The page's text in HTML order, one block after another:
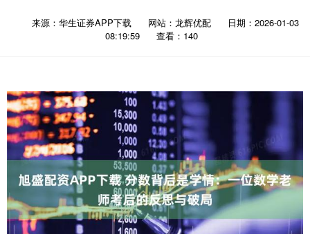
来源：华生证券APP下载 网站：龙辉优配
日期：2026-01-03
08:19:59
查看：140